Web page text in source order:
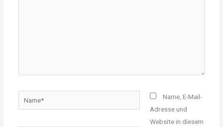
Name, E-Mail-
Adresse und
Website in diesem